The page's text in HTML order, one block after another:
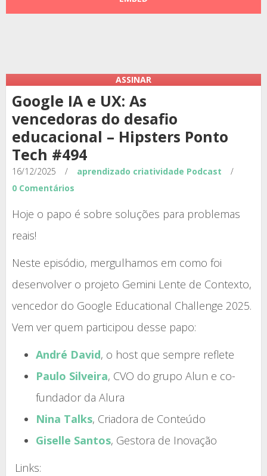
ASSINAR
Google IA e UX: As
vencedoras do desafio
educacional – Hipsters Ponto
Tech #494
16/12/2025 / aprendizado criatividade Podcast
/
0 Comentários
Hoje o papo é sobre soluções para problemas
reais!
Neste episódio, mergulhamos em como foi
desenvolver o projeto Gemini Lente de Contexto,
vencedor do Google Educational Challenge 2025.
Vem ver quem participou desse papo:
André David, o host que sempre reflete
Paulo Silveira, CVO do grupo Alun e co-
fundador da Alura
Nina Talks, Criadora de Conteúdo
Giselle Santos, Gestora de Inovação
Links: